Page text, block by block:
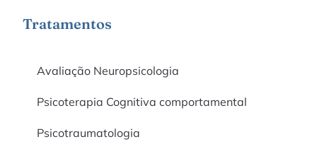
Tratamentos
Avaliação Neuropsicologia
Psicoterapia Cognitiva comportamental
Psicotraumatologia